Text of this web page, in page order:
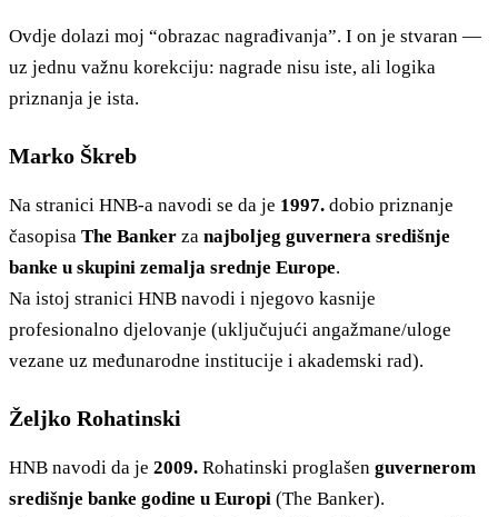
Ovdje dolazi moj “obrazac nagrađivanja”. I on je stvaran —
uz jednu važnu korekciju: nagrade nisu iste, ali logika
priznanja je ista.
Marko Škreb
Na stranici HNB-a navodi se da je 1997. dobio priznanje
časopisa The Banker za najboljeg guvernera središnje
banke u skupini zemalja srednje Europe.
Na istoj stranici HNB navodi i njegovo kasnije
profesionalno djelovanje (uključujući angažmane/uloge
vezane uz međunarodne institucije i akademski rad).
Željko Rohatinski
HNB navodi da je 2009. Rohatinski proglašen guvernerom
središnje banke godine u Europi (The Banker).